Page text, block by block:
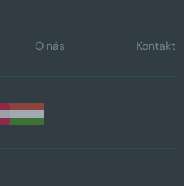
O nás Kontakt